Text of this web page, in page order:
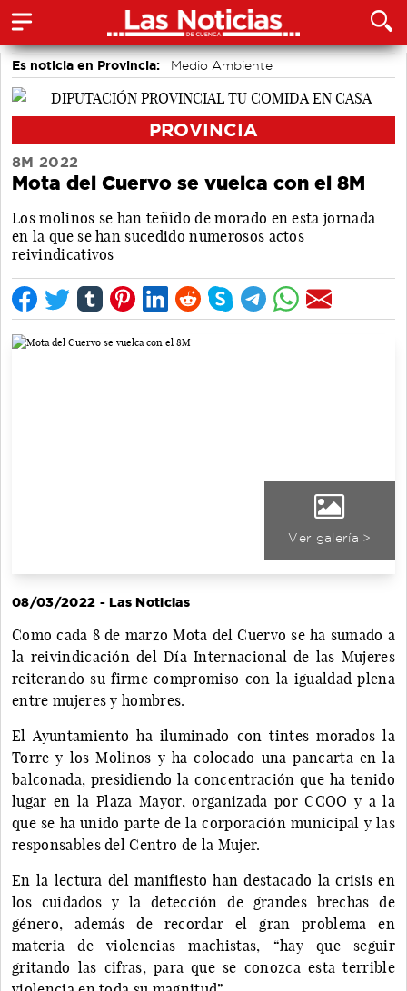
Es noticia en Provincia:
Medio Ambiente
accidentes laborales
PROVINCIA
8M 2022
Mota del Cuervo se vuelca con el 8M
Los molinos se han teñido de morado en esta jornada
en la que se han sucedido numerosos actos
reivindicativos
Ver galería >
08/03/2022 - Las Noticias
Como cada 8 de marzo Mota del Cuervo se ha sumado a
la reivindicación del Día Internacional de las Mujeres
reiterando su firme compromiso con la igualdad plena
entre mujeres y hombres.
El Ayuntamiento ha iluminado con tintes morados la
Torre y los Molinos y ha colocado una pancarta en la
balconada, presidiendo la concentración que ha tenido
lugar en la Plaza Mayor, organizada por CCOO y a la
que se ha unido parte de la corporación municipal y las
responsables del Centro de la Mujer.
En la lectura del manifiesto han destacado la crisis en
los cuidados y la detección de grandes brechas de
género, además de recordar el gran problema en
materia de violencias machistas, “hay que seguir
gritando las cifras, para que se conozca esta terrible